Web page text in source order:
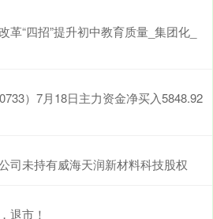
革“四招”提升初中教育质量_集团化_
）7月18日主力资金净买入5848.92
司未持有威海天润新材料科技股权
退市！